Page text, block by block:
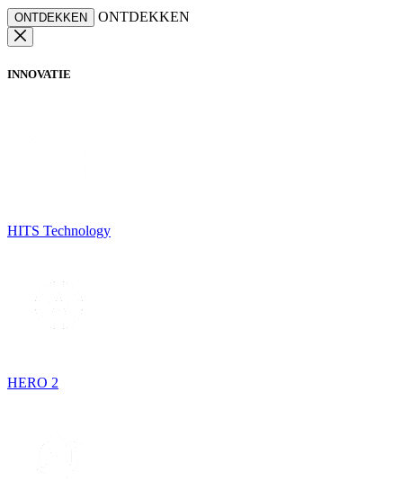
ONTDEKKEN ONTDEKKEN
INNOVATIE
HITS Technology
HERO 2